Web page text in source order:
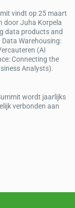
vindt op 25 maart
door Juha Korpela
data products and
Warehousing:
(AI
Connecting the
Analysts).
wordt jaarlijks
verbonden aan